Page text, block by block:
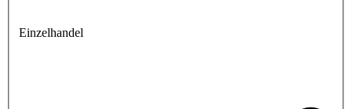
Einzelhandel